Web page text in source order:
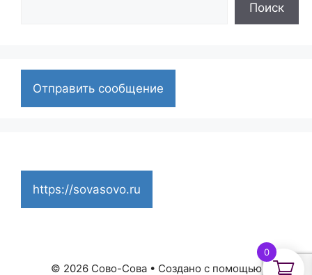
Поиск
Отправить сообщение
https://sovasovo.ru
© 2026 Сово-Сова• Создано с помощью
0